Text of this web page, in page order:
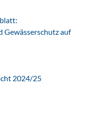
Gewässerschutz auf
2024/25